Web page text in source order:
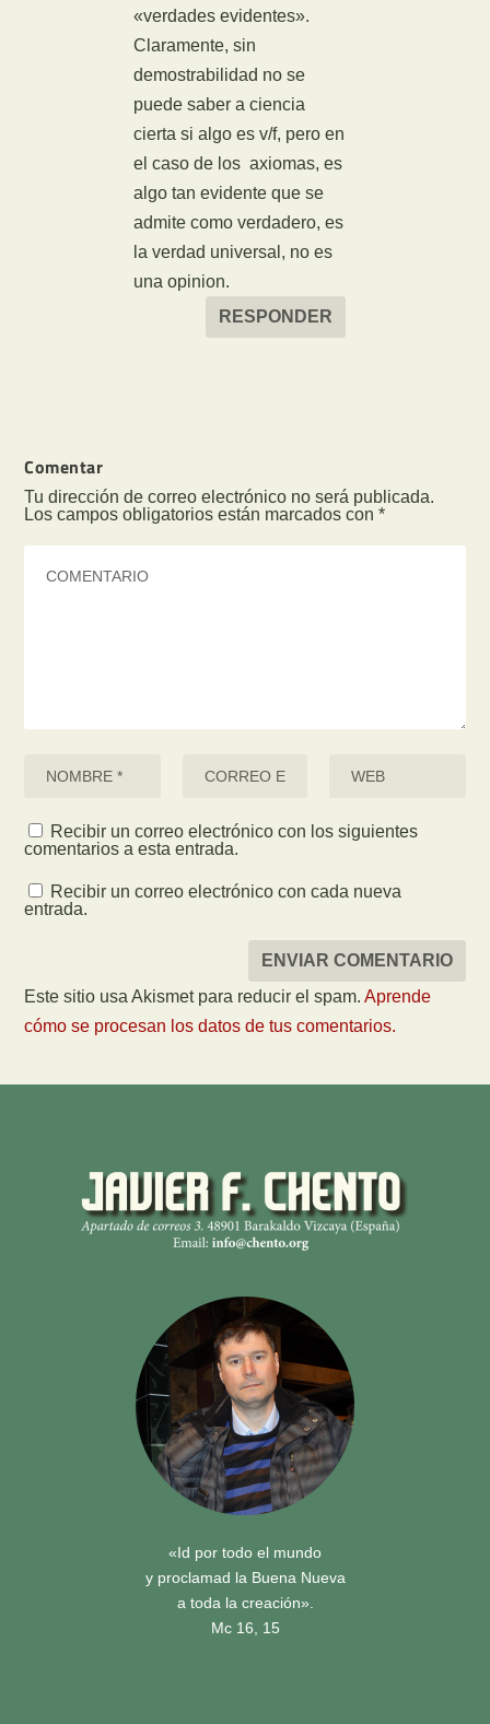
«verdades evidentes».
Claramente, sin
demostrabilidad no se
puede saber a ciencia
cierta si algo es v/f, pero en
el caso de los axiomas, es
algo tan evidente que se
admite como verdadero, es
la verdad universal, no es
una opinion.
RESPONDER
Comentar
Tu dirección de correo electrónico no será publicada.
Los campos obligatorios están marcados con*
Recibir un correo electrónico con los siguientes
comentarios a esta entrada.
Recibir un correo electrónico con cada nueva
entrada.
Este sitio usa Akismet para reducir el spam.Aprende
cómo se procesan los datos de tus comentarios.
«Id por todo el mundo
y proclamad la Buena Nueva
a toda la creación».
Mc 16, 15